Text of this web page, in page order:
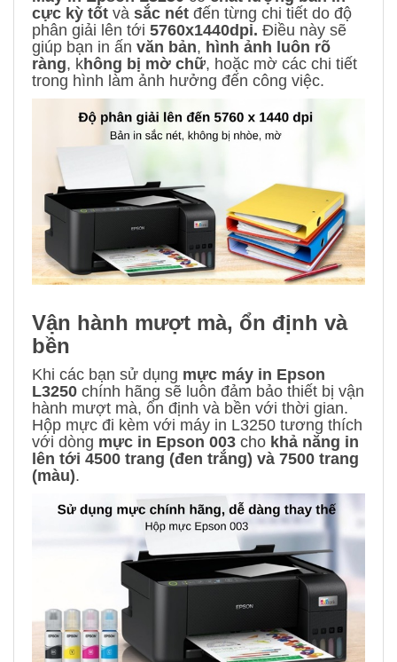
cực kỳ tốt và sắc nét đến từng chi tiết do độ
phân giải lên tới 5760x1440dpi. Điều này sẽ
giúp bạn in ấn văn bản, hình ảnh luôn rõ
ràng, không bị mờ chữ, hoặc mờ các chi tiết
trong hình làm ảnh hưởng đến công việc.
Vận hành mượt mà, ổn định và
bền
Khi các bạn sử dụng mực máy in Epson
L3250 chính hãng sẽ luôn đảm bảo thiết bị vận
hành mượt mà, ổn định và bền với thời gian.
Hộp mực đi kèm với máy in L3250 tương thích
với dòng mực in Epson 003 cho khả năng in
lên tới 4500 trang (đen trắng) và 7500 trang
(màu).